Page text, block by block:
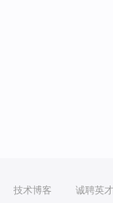
技术博客 诚聘英才